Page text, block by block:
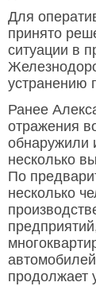
Для
принято
ситуации в
устранению
Ранее
отражения
обнаружили
несколько
По
несколько
продолжает